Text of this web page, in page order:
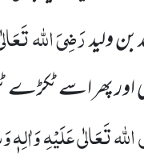
ولیدرَضِیَ اللہ
پھر اسے
تَعَالٰی عَلَیْہِ وَاٰلِہٖ